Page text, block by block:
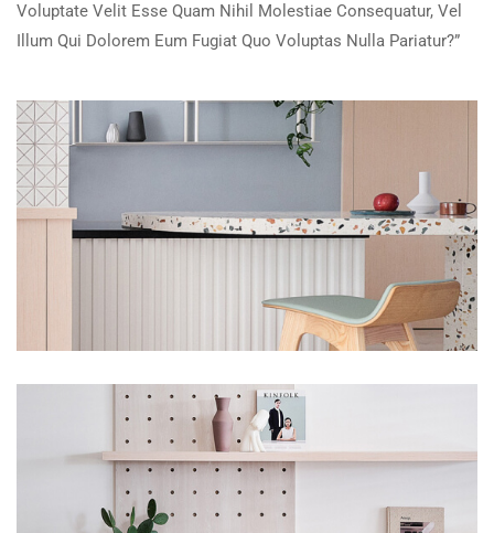
Voluptate Velit Esse Quam Nihil Molestiae Consequatur, Vel
Illum Qui Dolorem Eum Fugiat Quo Voluptas Nulla Pariatur?”